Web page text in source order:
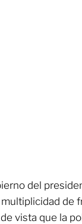
del
de
vista que la